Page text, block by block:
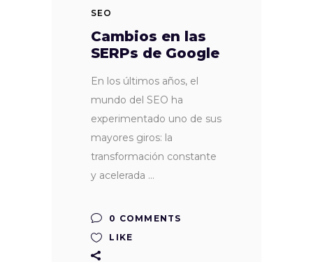
SEO
Cambios en las
SERPs de Google
En los últimos años, el
mundo del SEO ha
experimentado uno de sus
mayores giros: la
transformación constante
y acelerada
0 COMMENTS
LIKE